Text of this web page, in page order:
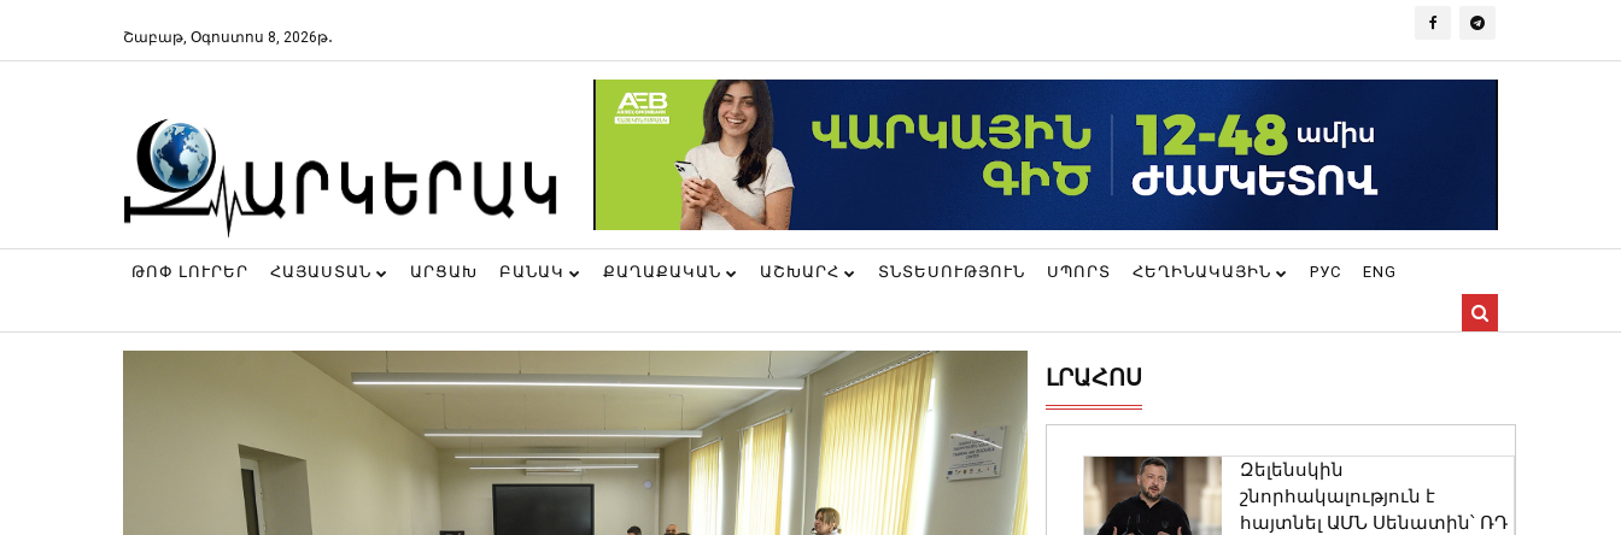
Շաբաթ, Օգոստոս 8, 2026թ․
ԹՈՓ ԼՈՒՐԵՐ ՀԱՅԱՍՏԱՆ ԱՐՑԱԽ ԲԱՆԱԿ ՔԱՂԱՔԱԿԱՆ ԱՇԽԱՐՀ ՏՆՏԵՍՈՒԹՅՈՒՆ ՍՊՈՐՏ ՀԵՂԻՆԱԿԱՅԻՆ РУС ENG
ԼՐԱՀՈՍ
Զելենսկին
շնորհակալություն է
հայտնել ԱՄՆ Սենատին՝ ՌԴ